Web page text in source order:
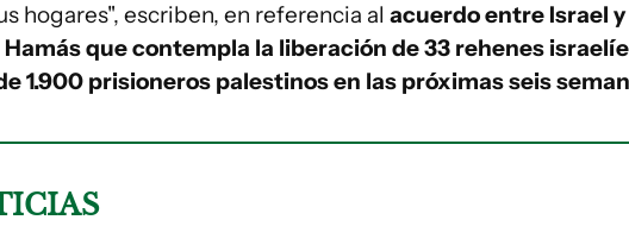
hogares", escriben, en referencia al acuerdo entre Israel y
que contempla la liberación de 33 rehenes
1.900 prisioneros palestinos en las próximas seis